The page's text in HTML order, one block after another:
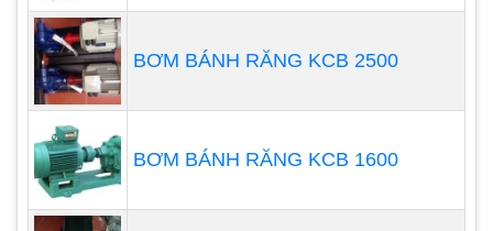
Các ưu điểm máy bơm màng khí
nén
Tất cả phụ tùng đều dễ thay thế, nguồn nhiên
liệu là khí nén, dễ tìm, ít tốn kém.
Bơm có khả năng tự mồi, áp suất và lưu
lượng bơm ra đa dạng.
Bơm chất lỏng có độ nhớt cao, vận chuyển
BƠM BÁNH RĂNG KCB 2500
BƠM BÁNH RĂNG KCB 1600